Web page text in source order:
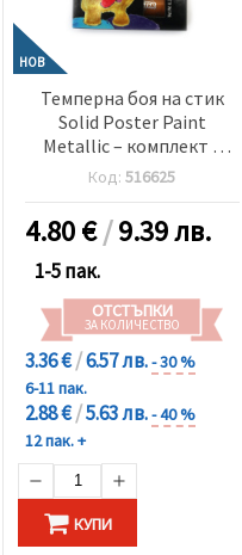
използваме
всички
"бисквитки"
като
"Приеми
всички!"
или да
предпочитанията
си в
"Настройки",
като
избереш
дадения
"бисквитки"
и кликнеш
бутона
"Запази"
Приеми
всички
на
НОВ
Темперна боя на стик
Solid Poster Paint
Metallic – комплект 6
металически цвята ? 10
Код:516625
4.80€/9.39 лв.
1-5 пак.
ОТСТЪПКИ
ЗА КОЛИЧЕСТВО
3.36 €/6.57 лв.- 30 %
6-11 пак.
2.88 €/5.63 лв.- 40 %
12 пак. +
КУПИ